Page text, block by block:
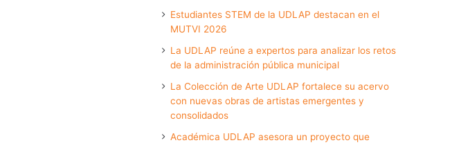
Estudiantes STEM de la UDLAP destacan en el
MUTVI 2026
La UDLAP reúne a expertos para analizar los retos
de la administración pública municipal
La Colección de Arte UDLAP fortalece su acervo
con nuevas obras de artistas emergentes y
consolidados
Académica UDLAP asesora un proyecto que